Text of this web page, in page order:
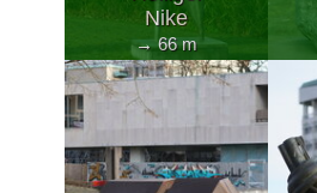
Nike
→ 66 m